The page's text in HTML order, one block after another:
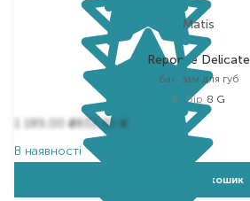
Matis
Reponse Delicate
бальзам для губ
Вибір 8 G
1 189,00₴832,30
₴
В наявності
Додати в кошик